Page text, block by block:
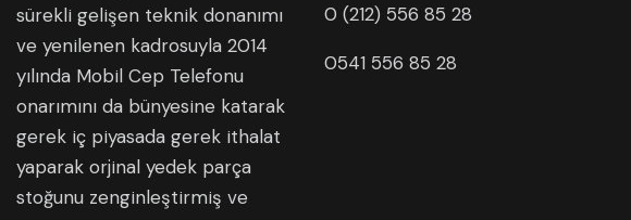
sürekli gelişen teknik donanımı
ve yenilenen kadrosuyla 2014
yılında Mobil Cep Telefonu
onarımını da bünyesine katarak
gerek iç piyasada gerek ithalat
yaparak orjinal yedek parça
stoğunu zenginleştirmiş ve
0 (212) 556 85 28
0541 556 85 28